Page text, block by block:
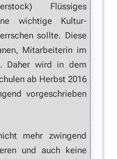
Flüssiges
wichtige Kultur-
sollte. Diese
Mitarbeiterin im
Daher wird in dem
ab Herbst 2016
vorgeschrieben
mehr zwingend
und auch keine